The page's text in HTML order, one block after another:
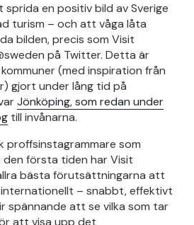
en positiv bild av Sverige
turism – och att våga låta
bilden, precis som Visit
på Twitter. Detta är
(med inspiration från
gjort under lång tid på
Jönköping, som redan under
till invånarna.
proffsinstagrammare som
första tiden har Visit
bästa förutsättningarna att
– snabbt, effektivt
spännande att se vilka som tar
att visa upp det